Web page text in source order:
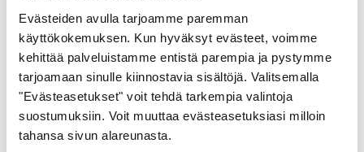
Evästeiden avulla tarjoamme paremman
käyttökokemuksen. Kun hyväksyt evästeet, voimme
kehittää palveluistamme entistä parempia ja pystymme
tarjoamaan sinulle kiinnostavia sisältöjä. Valitsemalla
"Evästeasetukset" voit tehdä tarkempia valintoja
suostumuksiin. Voit muuttaa evästeasetuksiasi milloin
tahansa sivun alareunasta.
86,00€ (+ alv)
LISÄÄ OSTOSKORIIN
KAIKKI KIRJAT